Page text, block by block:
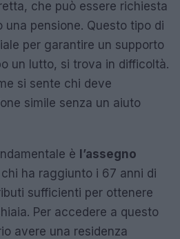
che può essere richiesta
pensione. Questo tipo di
per garantire un supporto
un lutto, si trova in difficoltà.
si sente chi deve
simile senza un aiuto
è l’assegno
ha raggiunto i 67 anni di
sufficienti per ottenere
Per accedere a questo
avere una residenza